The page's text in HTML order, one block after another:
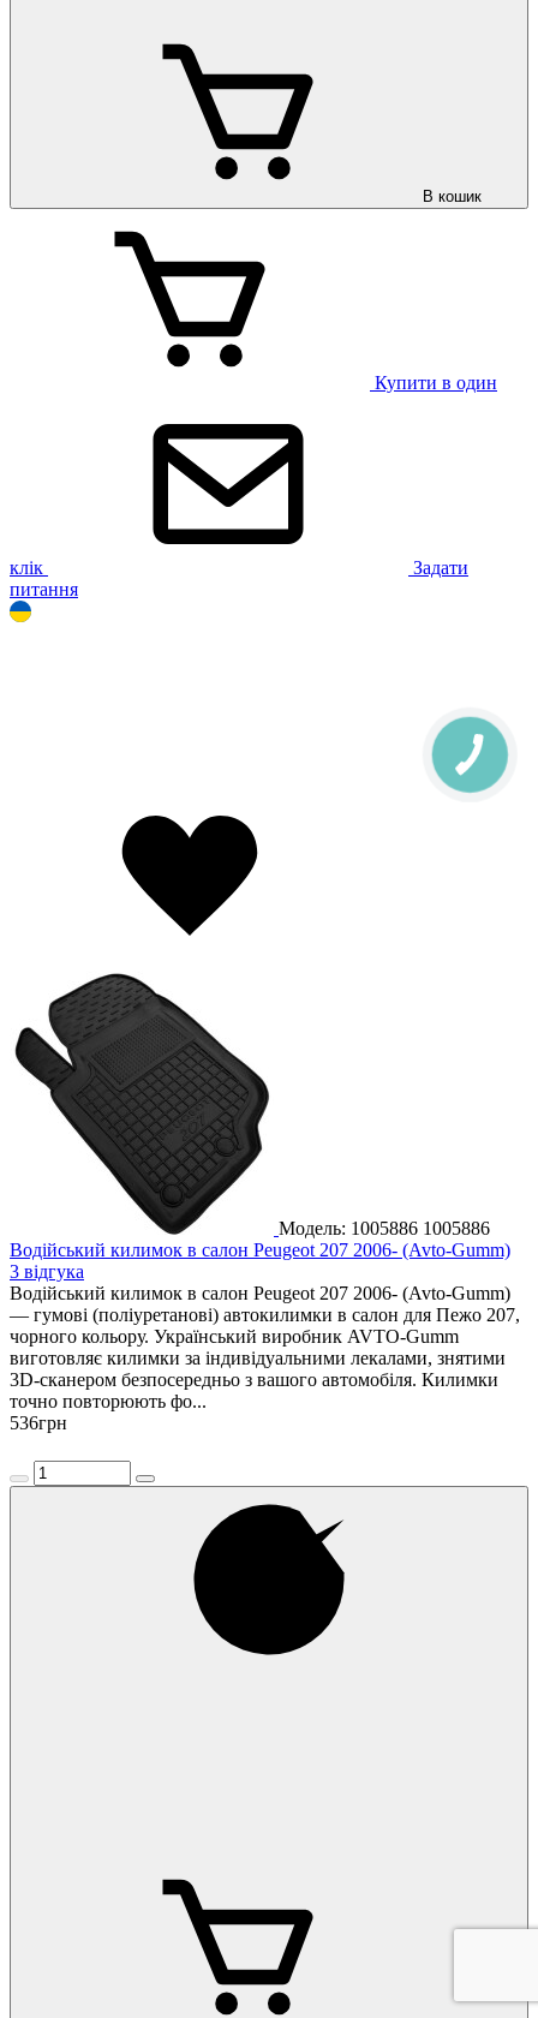
В кошик
Купити в один
клік
Задати
питання
Модель: 1005886 1005886
Водійський килимок в салон Peugeot 207 2006- (Avto-Gumm)
3 відгука
Водійський килимок в салон Peugeot 207 2006- (Avto-Gumm)
— гумові (поліуретанові) автокилимки в салон для Пежо 207,
чорного кольору. Український виробник AVTO-Gumm
виготовляє килимки за індивідуальними лекалами, знятими
3D-сканером безпосередньо з вашого автомобіля. Килимки
точно повторюють фо...
536грн